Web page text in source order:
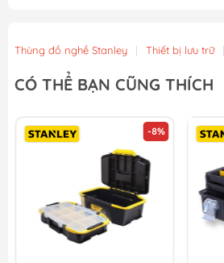
Bộ 5 kìm tay cầm TPR chuyên
432.000₫
Cờ lê lực Total THT106386 3/8
130.500₫ 145.000₫
Thùng đồ nghề Stanley | Thiết bị lưu trữ |
CÓ THỂ BẠN CŨNG THÍCH
-8%